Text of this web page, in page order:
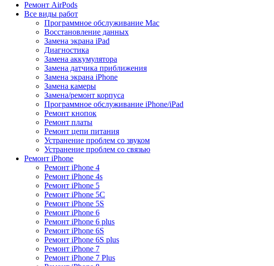
Ремонт AirPods
Все виды работ
Программное обслуживание Mac
Восстановление данных
Замена экрана iPad
Диагностика
Замена аккумулятора
Замена датчика приближения
Замена экрана iPhone
Замена камеры
Замена/ремонт корпуса
Программное обслуживание iPhone/iPad
Ремонт кнопок
Ремонт платы
Ремонт цепи питания
Устранение проблем со звуком
Устранение проблем со связью
Ремонт iPhone
Ремонт iPhone 4
Ремонт iPhone 4s
Ремонт iPhone 5
Ремонт iPhone 5C
Ремонт iPhone 5S
Ремонт iPhone 6
Ремонт iPhone 6 plus
Ремонт iPhone 6S
Ремонт iPhone 6S plus
Ремонт iPhone 7
Ремонт iPhone 7 Plus